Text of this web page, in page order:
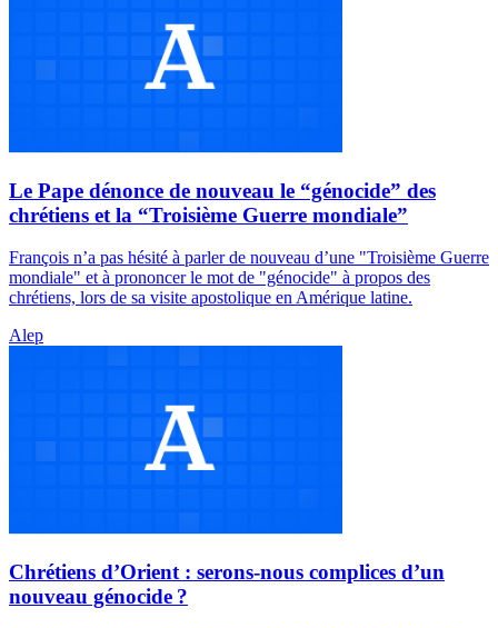
Le Pape dénonce de nouveau le “génocide” des
chrétiens et la “Troisième Guerre mondiale”
François n’a pas hésité à parler de nouveau d’une "Troisième Guerre
mondiale" et à prononcer le mot de "génocide" à propos des
chrétiens, lors de sa visite apostolique en Amérique latine.
Alep
Chrétiens d’Orient : serons-nous complices d’un
nouveau génocide ?